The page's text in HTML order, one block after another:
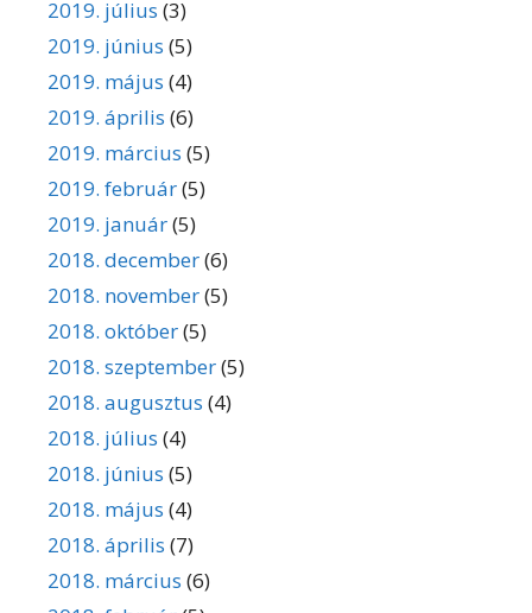
2019. július (3)
2019. június (5)
2019. május (4)
2019. április (6)
2019. március (5)
2019. február(5)
2019. január(5)
2018. december(6)
2018. november(5)
2018. október(5)
2018. szeptember(5)
2018. augusztus (4)
2018. július (4)
2018. június (5)
2018. május (4)
2018. április (7)
2018. március (6)